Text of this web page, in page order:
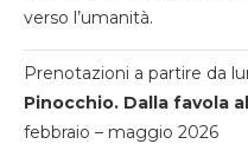
verso l’umanità.
Prenotazioni a partire da
Pinocchio. Dalla favola
febbraio – maggio 2026